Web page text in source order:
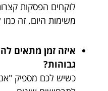
לוקחים הפסקות
משימות היום. זה כמו
איזה זמן מתאים
גבוהות?
כשיש לכם מספיק